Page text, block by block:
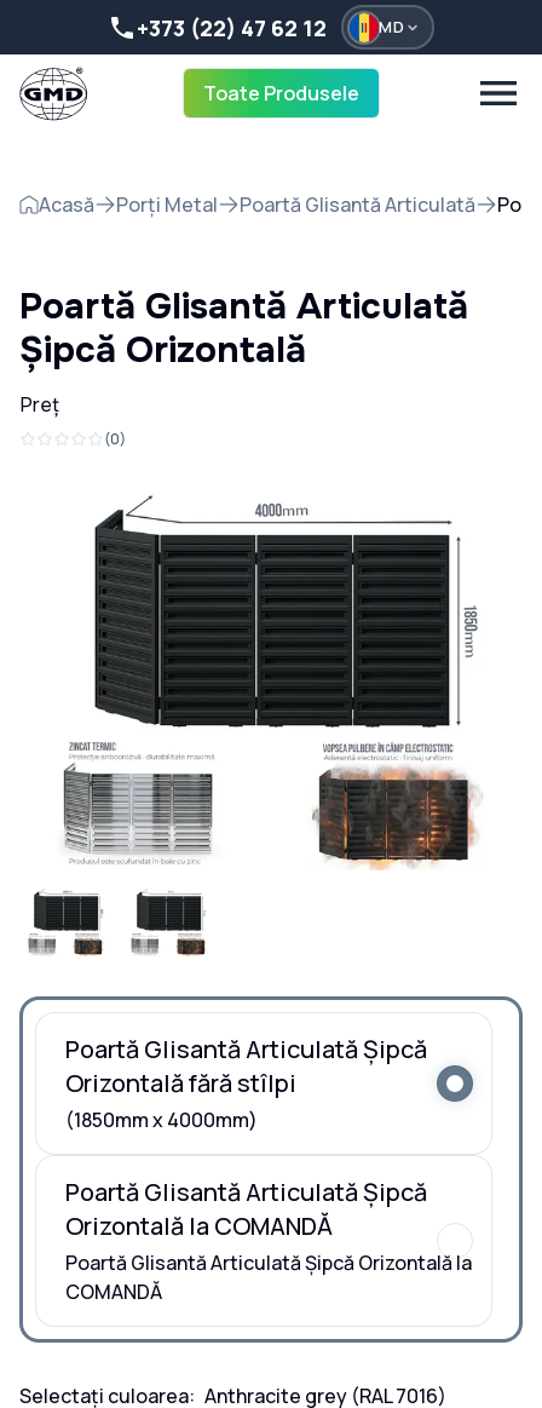
+373 (22) 47 62 12 MD
Toate Produsele
Acasă Porți Metal Poartă Glisantă Articulată
Poartă Glisantă Articulată
Șipcă Orizontală
Preț
(0)
Poartă Glisantă Articulată Șipcă
Orizontală fără stîlpi
(1850mm x 4000mm)
Poartă Glisantă Articulată Șipcă
Orizontală la COMANDĂ
Poartă Glisantă Articulată Șipcă Orizontală la
COMANDĂ
Selectați culoarea: Anthracite grey (RAL 7016)